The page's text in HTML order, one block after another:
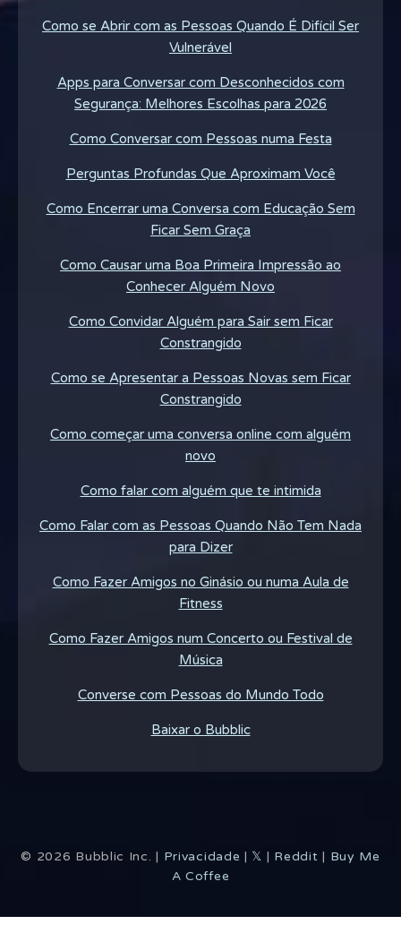
Como se Abrir com as Pessoas Quando É Difícil Ser
Vulnerável
Apps para Conversar com Desconhecidos com
Segurança: Melhores Escolhas para 2026
Como Conversar com Pessoas numa Festa
Perguntas Profundas Que Aproximam Você
Como Encerrar uma Conversa com Educação Sem
Ficar Sem Graça
Como Causar uma Boa Primeira Impressão ao
Conhecer Alguém Novo
Como Convidar Alguém para Sair sem Ficar
Constrangido
Como se Apresentar a Pessoas Novas sem Ficar
Constrangido
Como começar uma conversa online com alguém
novo
Como falar com alguém que te intimida
Como Falar com as Pessoas Quando Não Tem Nada
para Dizer
Como Fazer Amigos no Ginásio ou numa Aula de
Fitness
Como Fazer Amigos num Concerto ou Festival de
Música
Converse com Pessoas do Mundo Todo
Baixar o Bubblic
© 2026 Bubblic Inc. | Privacidade | 𝕏 | Reddit | Buy Me
A Coffee